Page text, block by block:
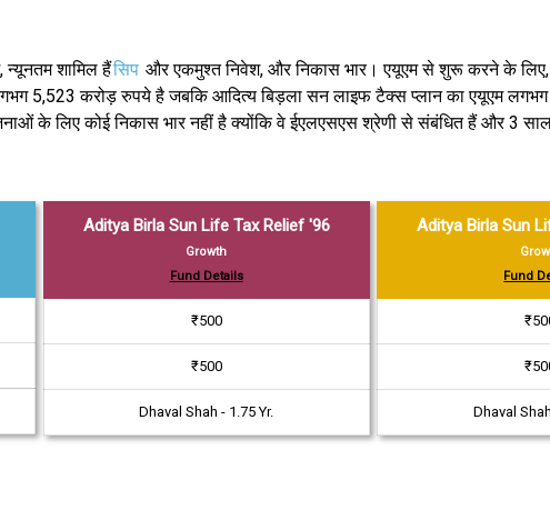
शामिल हैंसिप और एकमुश्त निवेश, और निकास भार। एयूएम से शुरू करने के
5,523 करोड़ रुपये है जबकि आदित्य बिड़ला सन लाइफ टैक्स प्लान का एयूएम
के लिए कोई निकास भार नहीं है क्योंकि वे ईएलएसएस श्रेणी से संबंधित हैं और 3
Aditya Birla Sun Life Tax Relief '96
Growth
Fund Details
₹500
₹500
Dhaval Shah - 1.75 Yr.
Aditya Birla Sun
Fund
Dhaval